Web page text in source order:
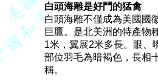
白頭海雕是好鬥的猛禽
白頭海雕不僅成為美國國
巨鷹。是北美洲的特產物
1米，翼展2米多長。眼、
部位羽毛為暗褐色，長相
稱。